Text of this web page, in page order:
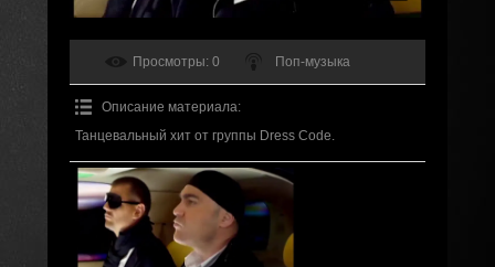
Просмотры: 0 Поп-музыка
Описание материала:
Танцевальный хит от группы Dress Code.